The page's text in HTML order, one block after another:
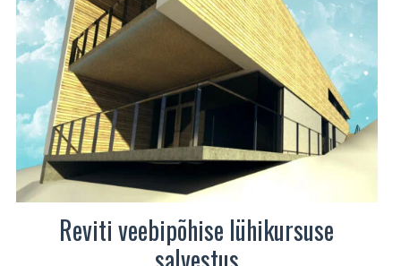
Reviti veebipõhise lühikursuse